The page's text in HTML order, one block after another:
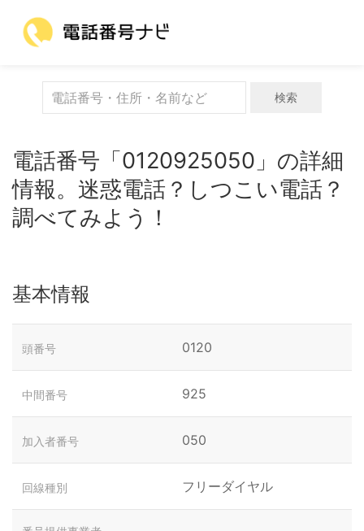
検索
電話番号「0120925050」の詳細
情報。迷惑電話？しつこい電話？
調べてみよう！
基本情報
頭番号 0120
中間番号 925
加入者番号 050
回線種別 フリーダイヤル